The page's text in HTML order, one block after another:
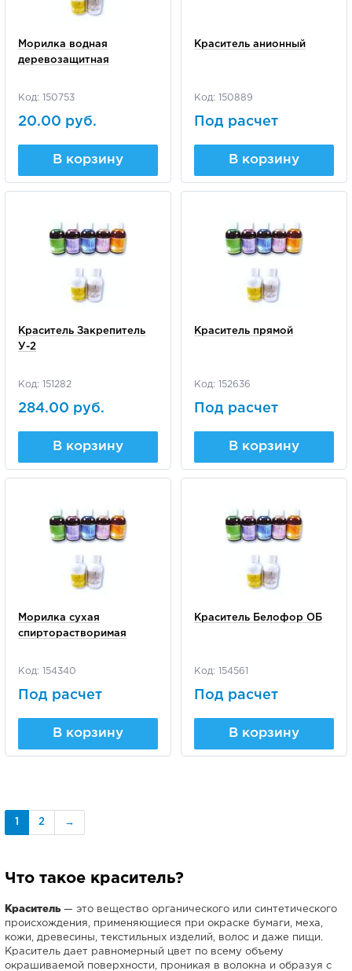
Морилка водная
деревозащитная
Код: 150753
20.00 руб.
В корзину
Краситель анионный
Код: 150889
Под расчет
В корзину
Краситель Закрепитель
У-2
Код: 151282
284.00 руб.
В корзину
Краситель прямой
Код: 152636
Под расчет
В корзину
Морилка сухая
спирторастворимая
Код: 154340
Под расчет
В корзину
Краситель Белофор ОБ
Код: 154561
Под расчет
В корзину
2 →
Что такое краситель?
Краситель— это вещество органического или синтетического
происхождения, применяющиеся при окраске бумаги, меха,
кожи, древесины, текстильных изделий, волос и даже пищи.
Краситель дает равномерный цвет по всему объему
окрашиваемой поверхности, проникая в волокна и образуя с